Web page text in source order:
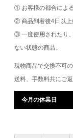
① お客様の都合による
② 商品到着後4日以上
③ 一度使用されたり
ない状態の商品。
現物商品で交換不可
送料、手数料共にご
今月の休業日